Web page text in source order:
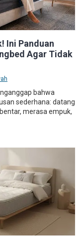
Ini Panduan
Agar Tidak
bahwa
sederhana: datang
merasa empuk,